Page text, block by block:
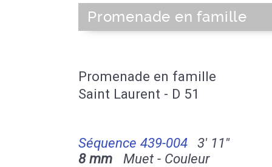
Promenade en famille
Promenade en famille
Saint Laurent - D 51
Séquence 439-004
3' 11''
8 mm Muet - Couleur